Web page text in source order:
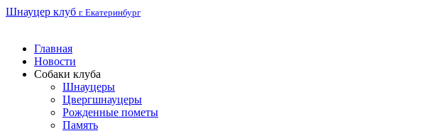
Шнауцер клуб г. Екатеринбург
Главная
Новости
Собаки клуба
Шнауцеры
Цвергшнауцеры
Рожденные пометы
Память